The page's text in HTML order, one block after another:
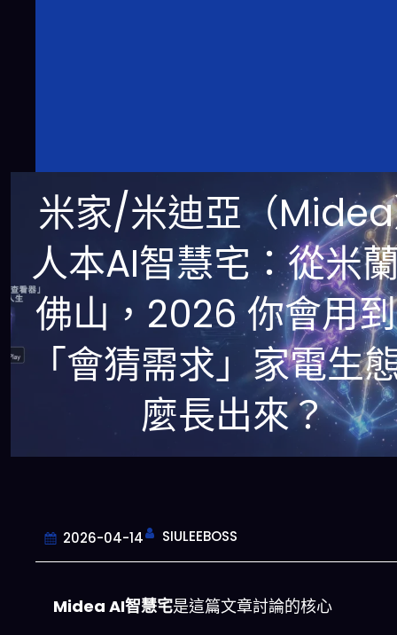
米家/米迪亞（
人本AI智慧宅：從米
佛山，2026 你會用
「會猜需求」家電生
麼長出來？
2026-04-14 SIULEEBOSS
Midea AI智慧宅是這篇文章討論的核心